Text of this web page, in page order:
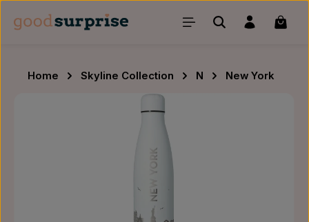
Zum Hauptinhalt springen
Home Skyline Collection N
New York